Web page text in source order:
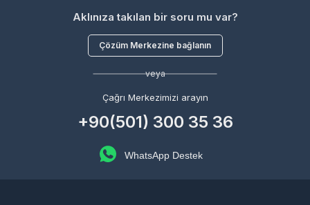
Aklınıza takılan bir soru mu var?
Çözüm Merkezine bağlanın
veya
Çağrı Merkezimizi arayın
+90(501) 300 35 36
WhatsApp Destek